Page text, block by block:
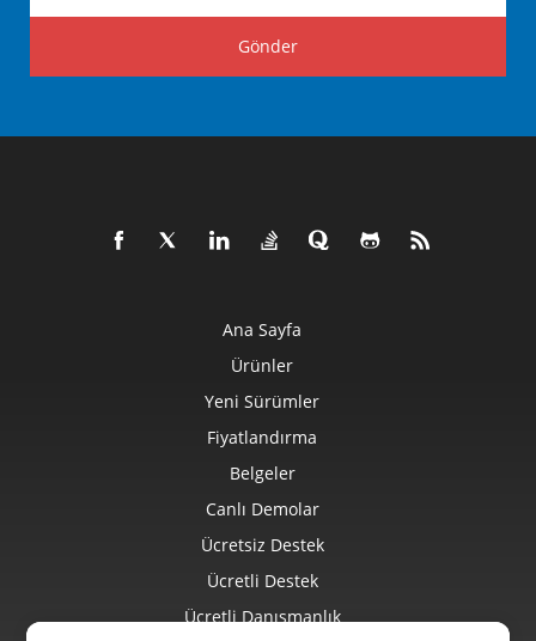
Gönder
Ana Sayfa
Ürünler
Yeni Sürümler
Fiyatlandırma
Belgeler
Canlı Demolar
Ücretsiz Destek
Ücretli Destek
Ücretli Danışmanlık